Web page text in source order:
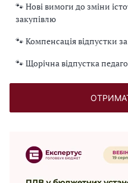
🐾 Нові вимоги до зміни
закупівлю
🐾 Компенсація відпустки
🐾 Щорічна відпустка